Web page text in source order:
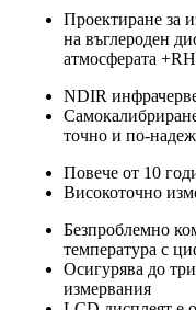
Проектиране за
на въглероден
атмосферата
NDIR
точно и по-
Повече от 10
Високоточно
Безпроблемно
температура с
Осигурява до
измервания